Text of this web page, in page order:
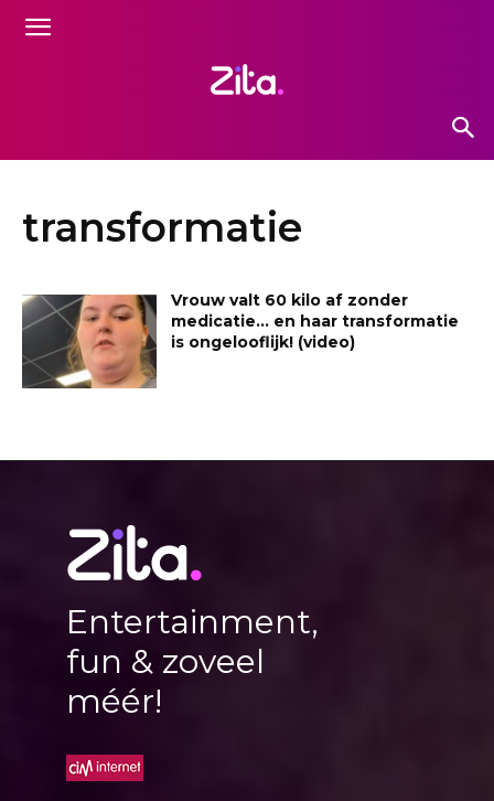
transformatie
Vrouw valt 60 kilo af zonder
medicatie… en haar transformatie
is ongelooflijk! (video)
Entertainment,
fun & zoveel
méér!